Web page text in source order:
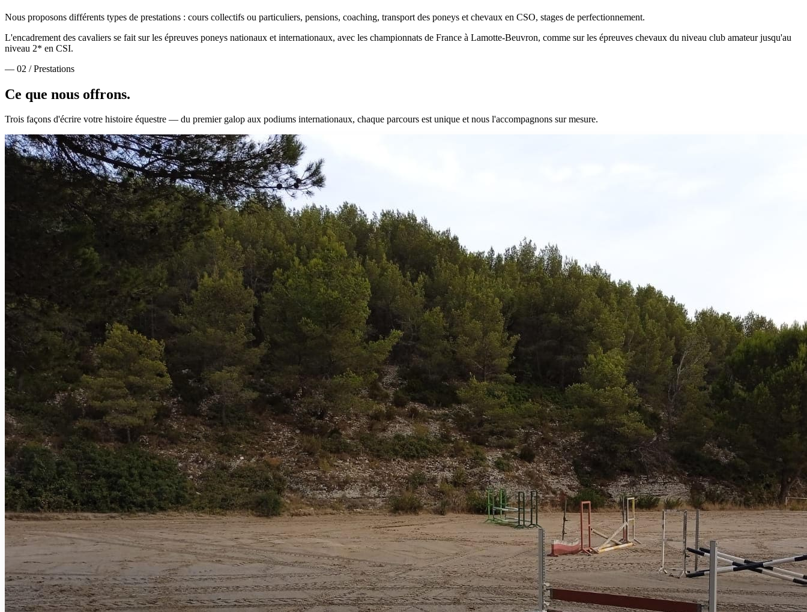
Nous proposons différents types de prestations : cours collectifs ou particuliers, pensions, coaching, transport des poneys et chevaux en CSO, stages de perfectionnement.
L'encadrement des cavaliers se fait sur les épreuves poneys nationaux et internationaux, avec les championnats de France à Lamotte-Beuvron, comme sur les épreuves chevaux du niveau club amateur jusqu'au
niveau 2* en CSI.
— 02 / Prestations
Ce que nous offrons.
Trois façons d'écrire votre histoire équestre — du premier galop aux podiums internationaux, chaque parcours est unique et nous l'accompagnons sur mesure.